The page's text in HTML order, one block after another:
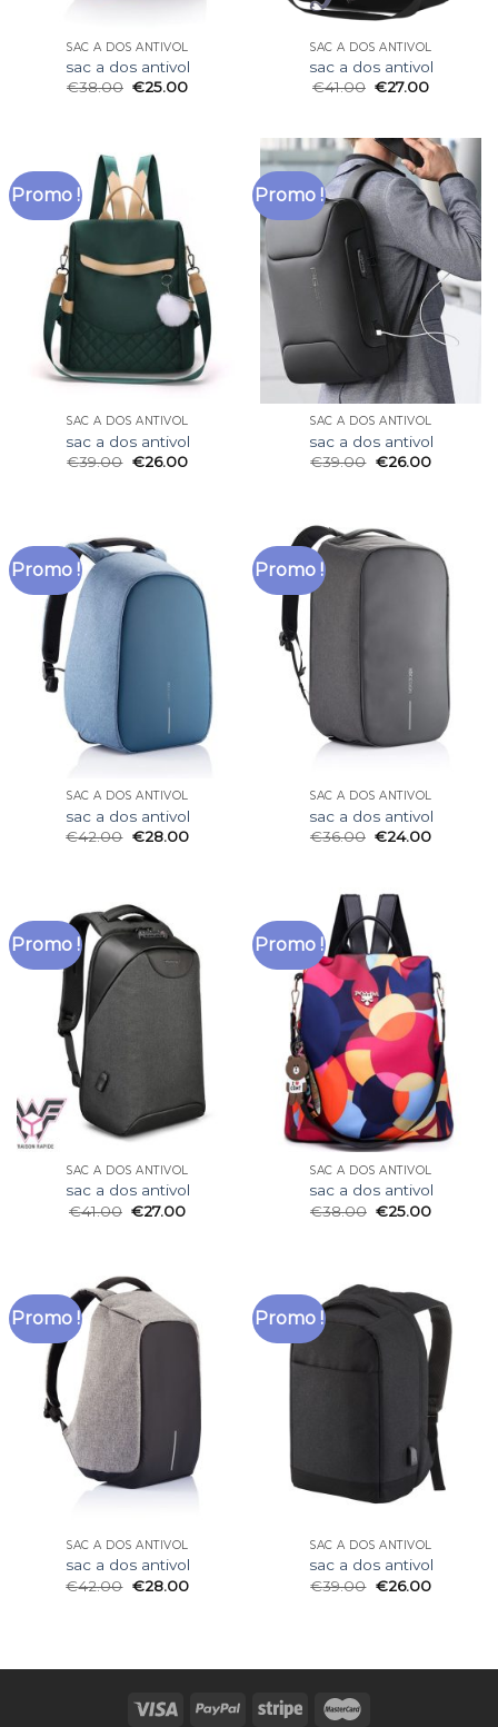
SAC A DOS ANTIVOL
sac a dos antivol
€38.00 €25.00
SAC A DOS ANTIVOL
sac a dos antivol
€41.00 €27.00
Promo !
SAC A DOS ANTIVOL
sac a dos antivol
€39.00 €26.00
Promo !
SAC A DOS ANTIVOL
sac a dos antivol
€39.00 €26.00
Promo !
SAC A DOS ANTIVOL
sac a dos antivol
€42.00 €28.00
Promo !
SAC A DOS ANTIVOL
sac a dos antivol
€36.00 €24.00
Promo !
SAC A DOS ANTIVOL
sac a dos antivol
€41.00 €27.00
Promo !
SAC A DOS ANTIVOL
sac a dos antivol
€38.00 €25.00
Promo !
SAC A DOS ANTIVOL
sac a dos antivol
€42.00 €28.00
Promo !
SAC A DOS ANTIVOL
sac a dos antivol
€39.00 €26.00